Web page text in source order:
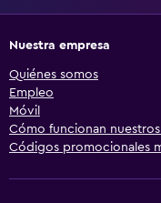
Nuestra empresa
Quiénes somos
Empleo
Móvil
Cómo funcionan
Códigos promocionales